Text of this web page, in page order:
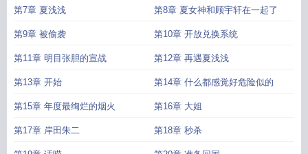
第7章 夏浅浅 第8章 夏女神和顾宇轩在一起了
第9章 被偷袭 第10章 开放兑换系统
第11章 明目张胆的宣战 第12章 再遇夏浅浅
第13章 开始 第14章 什么都感觉好危险似的
第15章 年度最绚烂的烟火 第16章 大姐
第17章 岸田朱二 第18章 秒杀